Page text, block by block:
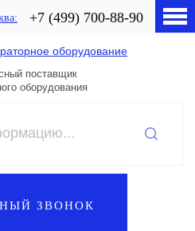
+7 (499) 700-88-90
поставщик
оборудования
ЗВОНОК